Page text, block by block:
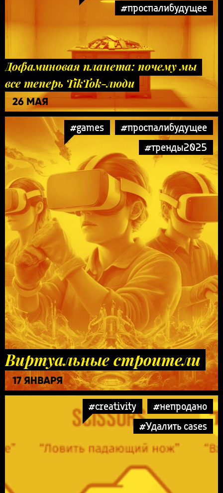
#проспалибудущее
Дофаминовая планета: почему мы
все теперь TikTok-люди
26 МАЯ
#games
#проспалибудущее
#тренды2025
Виртуальные строители
17 ЯНВАРЯ
#creativity
#непродано
#Удалить cases